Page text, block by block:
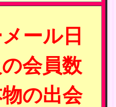
ール日
会員数
の出会